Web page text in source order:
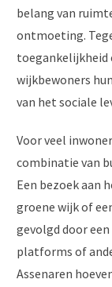
belang van
ontmoeting.
toegankelijkheid
wijkbewoners
van het sociale
Voor veel
combinatie van
Een bezoek aan
groene wijk of
gevolgd door
platforms of
Assenaren